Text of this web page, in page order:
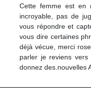
Cette femme est en
incroyable, pas de
vous répondre et
vous dire certaines
déjà vécue, merci
parler je reviens
donnez des.nouvelles